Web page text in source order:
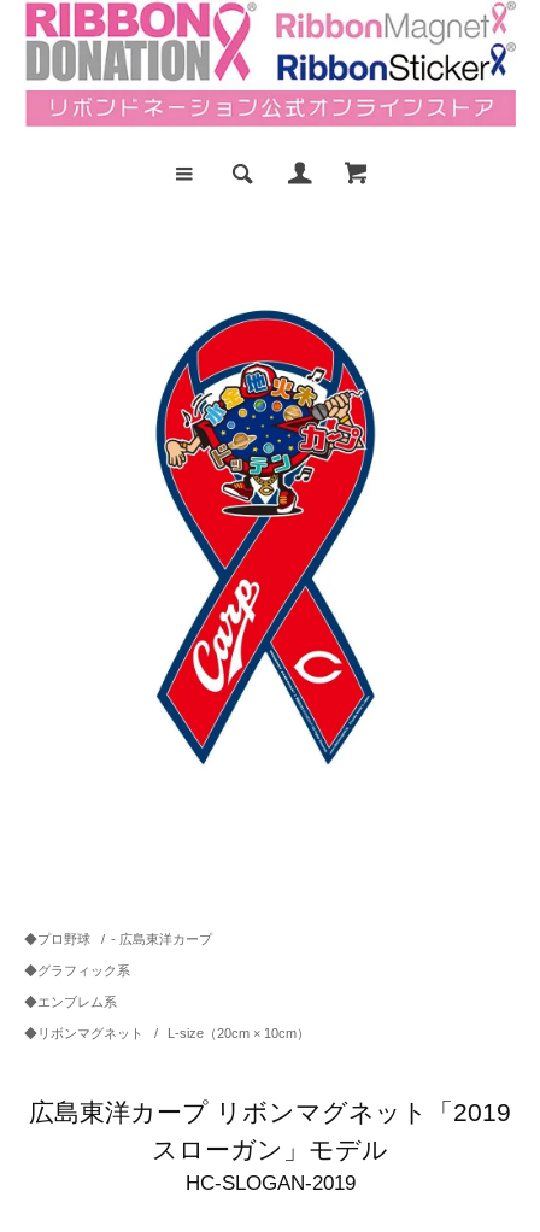
◆プロ野球 / - 広島東洋カープ
◆グラフィック系
◆エンブレム系
◆リボンマグネット / L-size（20cm × 10cm）
広島東洋カープ リボンマグネット「2019
スローガン」モデル
HC-SLOGAN-2019